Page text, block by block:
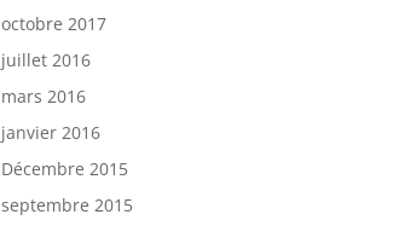
octobre 2017
juillet 2016
mars 2016
janvier 2016
Décembre 2015
septembre 2015